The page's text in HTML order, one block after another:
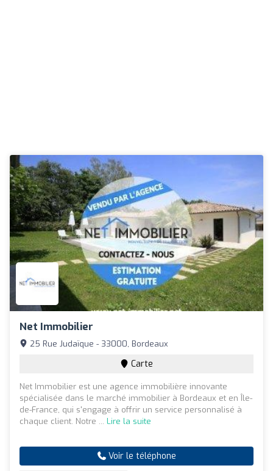
Net Immobilier
25 Rue Judaïque - 33000, Bordeaux
Carte
Net Immobilier est une agence immobilière innovante
spécialisée dans le marché immobilier à Bordeaux et en Île-
de-France, qui s'engage à offrir un service personnalisé à
chaque client. Notre ... Lire la suite
Voir le téléphone